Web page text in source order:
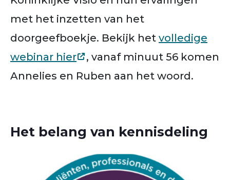
met het inzetten van het
doorgeefboekje. Bekijk het volledige
webinar hier
, vanaf minuut 56 komen
Annelies en Ruben aan het woord.
Het belang van kennisdeling